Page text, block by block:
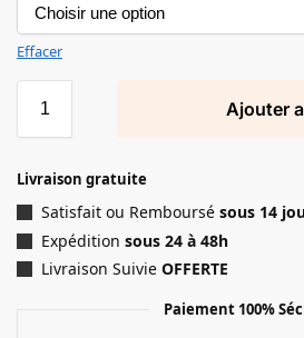
Effacer
Ajouter
Livraison gratuite
Satisfait ou Remboursé sous 14
Expédition sous 24 à 48h
Livraison Suivie OFFERTE
Paiement 100%